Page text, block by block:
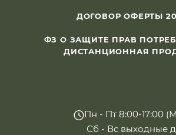
ДОГОВОР ОФЕРТЫ
ФЗ О ЗАЩИТЕ ПРАВ
ДИСТАНЦИОННАЯ
Пн - Пт 8:00-17:00
Сб - Вс выходные